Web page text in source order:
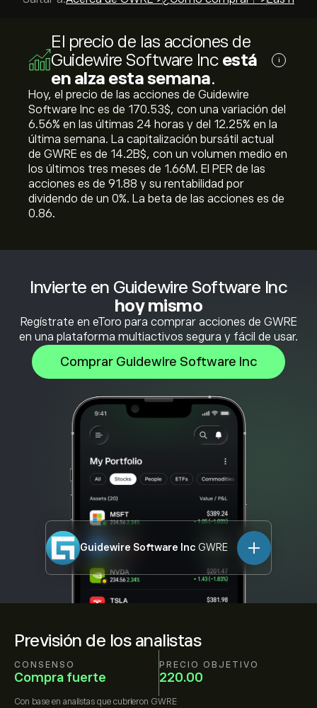
Previsión de los analistas
CONSENSO
Compra fuerte
PRECIO OBJETIVO
220.00
Con base en analistas que cubrieron GWRE
Invierte en Guidewire Software Inc
hoy mismo
Regístrate en eToro para comprar acciones de GWRE
en una plataforma multiactivos segura y fácil de usar.
Comprar Guidewire Software Inc
Guidewire Software Inc GWRE
El precio de las acciones de
Guidewire Software Inc está
en alza esta semana.
i
Hoy, el precio de las acciones de Guidewire
Software Inc es de 170.53‎$‎, con una variación del
‎6.56‎% en las últimas 24 horas y del ‎12.25‎% en la
última semana. La capitalización bursátil actual
de GWRE es de 14.2B‎$‎, con un volumen medio en
los últimos tres meses de 1.66M. El PER de las
acciones es de 91.88 y su rentabilidad por
dividendo de un 0%. La beta de las acciones es de
0.86.